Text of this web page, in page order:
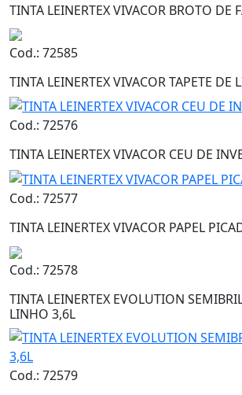
TINTA LEINERTEX VIVACOR BROTO DE
Cod.: 72585
TINTA LEINERTEX VIVACOR TAPETE DE
Cod.: 72576
TINTA LEINERTEX VIVACOR CEU DE
Cod.: 72577
TINTA LEINERTEX VIVACOR PAPEL
Cod.: 72578
TINTA LEINERTEX EVOLUTION
LINHO 3,6L
Cod.: 72579